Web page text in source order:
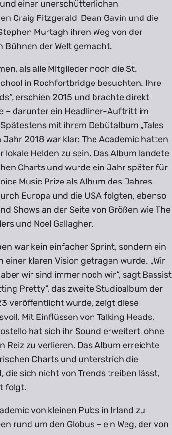
einer unerschütterlichen
Craig Fitzgerald, Dean Gavin und die
Murtagh ihren Weg von der
Bühnen der Welt gemacht.
als alle Mitglieder noch die St.
in Rochfortbridge besuchten. Ihre
erschien 2015 und brachte direkt
– darunter ein Headliner-Auftritt im
mit ihrem Debütalbum „Tales
Jahr 2018 war klar: The Academic hatten
lokale Helden zu sein. Das Album landete
Charts und wurde ein Jahr später für
Music Prize als Album des Jahres
Europa und die USA folgten, ebenso
Shows an der Seite von Größen wie The
und Noel Gallagher.
war kein einfacher Sprint, sondern ein
einer klaren Vision getragen wurde. „Wir
wir sind immer noch wir“, sagt Bassist
Pretty“, das zweite Studioalbum der
veröffentlicht wurde, zeigt diese
Mit Einflüssen von Talking Heads,
hat sich ihr Sound erweitert, ohne
Reiz zu verlieren. Das Album erreichte
Charts und unterstrich die
die sich nicht von Trends treiben lässt,
folgt.
von kleinen Pubs in Irland zu
rund um den Globus – ein Weg, der von